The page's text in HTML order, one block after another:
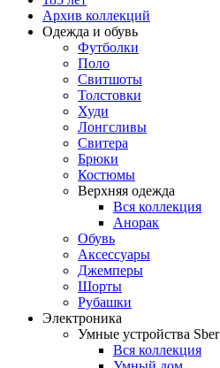
Архив коллекций
Одежда и обувь
Футболки
Поло
Свитшоты
Толстовки
Худи
Лонгсливы
Свитера
Брюки
Костюмы
Верхняя одежда
Вся коллекция
Анорак
Обувь
Аксессуары
Джемперы
Шорты
Рубашки
Электроника
Умные устройства Sber
Вся коллекция